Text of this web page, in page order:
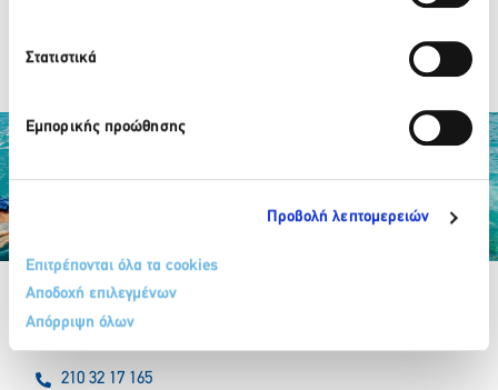
Στατιστικά
Εμπορικής προώθησης
Προβολή λεπτομερειών
Επιτρέπονται όλα τα cookies
Αποδοχή επιλεγμένων
Απόρριψη όλων
ΚΗΣ ΑΝΑΠΤΥΞΗΣ – Μ.Ε.Τ.Α., Α.Ε
ΕΠΌΜΕΝΟ
Partner Organizations
210 32 17 165